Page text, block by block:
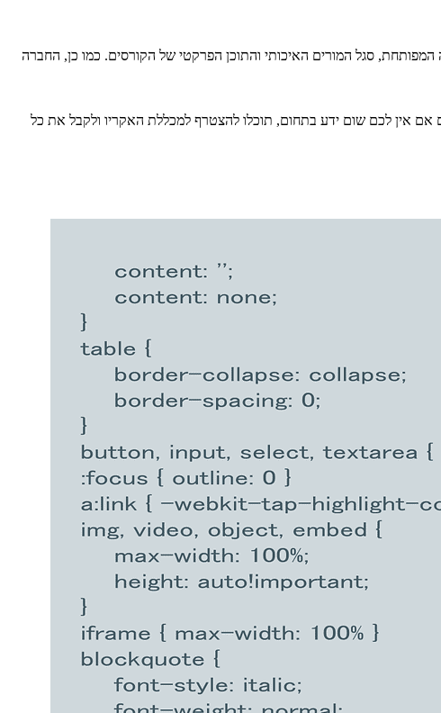
סגל המורים האיכותי והתוכן הפרקטי של הקורסים. כמו כן, החברה
אין לכם שום ידע בתחום, תוכלו להצטרף למכללת האקריו ולקבל את כל